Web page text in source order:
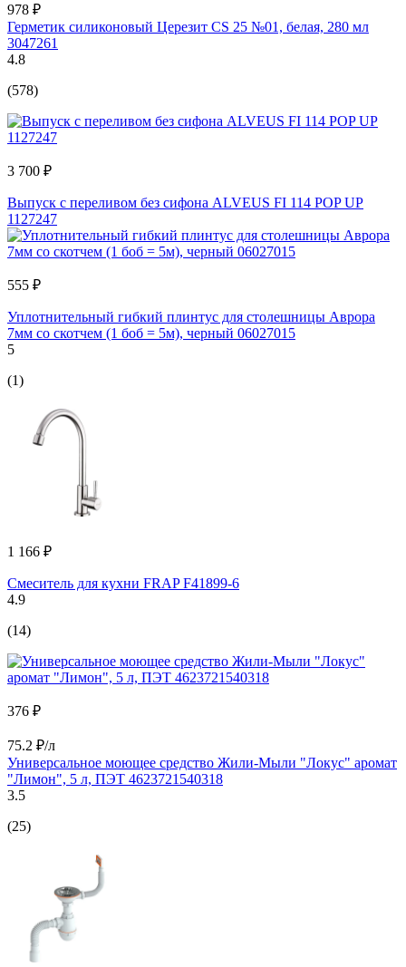
978 ₽
Герметик силиконовый Церезит CS 25 №01, белая, 280 мл
3047261
4.8
(578)
3 700 ₽
Выпуск с переливом без сифона ALVEUS FI 114 POP UP
1127247
555 ₽
Уплотнительный гибкий плинтус для столешницы Аврора
7мм со скотчем (1 боб = 5м), черный 06027015
5
(1)
1 166 ₽
Смеситель для кухни FRAP F41899-6
4.9
(14)
376 ₽
75.2 ₽/л
Универсальное моющее средство Жили-Мыли "Локус" аромат
"Лимон", 5 л, ПЭТ 4623721540318
3.5
(25)